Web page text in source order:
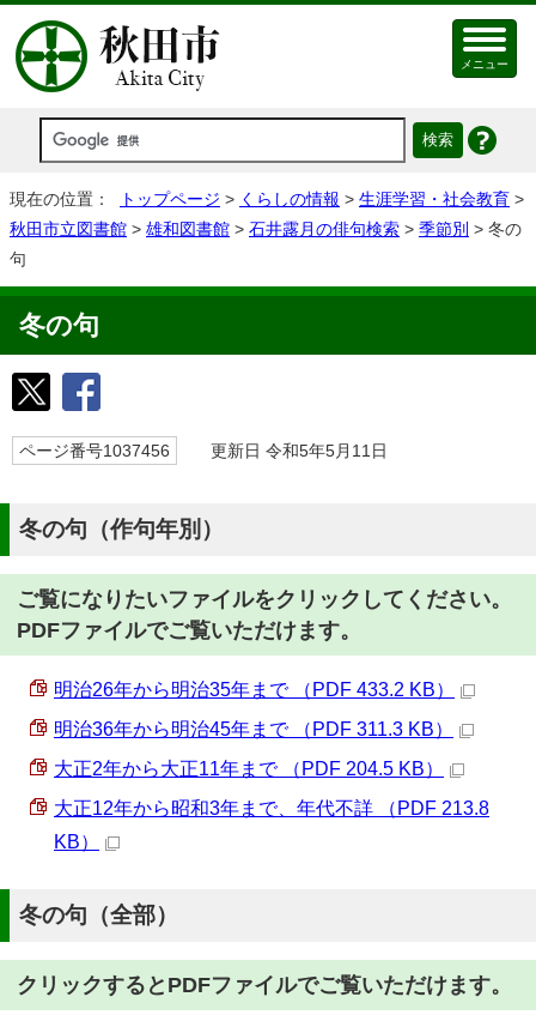
メニュー
現在の位置： トップページ > くらしの情報 > 生涯学習・社会教育 >
秋田市立図書館 > 雄和図書館 > 石井露月の俳句検索 > 季節別 > 冬の
句
冬の句
ページ番号1037456 更新日 令和5年5月11日
冬の句（作句年別）
ご覧になりたいファイルをクリックしてください。
PDFファイルでご覧いただけます。
明治26年から明治35年まで （PDF 433.2 KB）
明治36年から明治45年まで （PDF 311.3 KB）
大正2年から大正11年まで （PDF 204.5 KB）
大正12年から昭和3年まで、年代不詳 （PDF 213.8
KB）
冬の句（全部）
クリックするとPDFファイルでご覧いただけます。